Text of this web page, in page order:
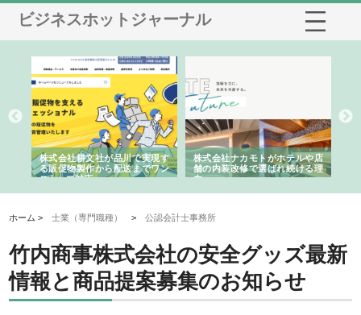
ビジネスホットジャーナル
株式会社耕文社が品川で実現す
る販促物製作から配送までワン
ストップ対応
株式会社ナカモトがホテルや店
舗の内装改修で選ばれ続ける理
由
ホーム >士業（専門職種） >公認会計士事務所
竹内商事株式会社の安全グッズ最新
情報と商品提案募集のお知らせ